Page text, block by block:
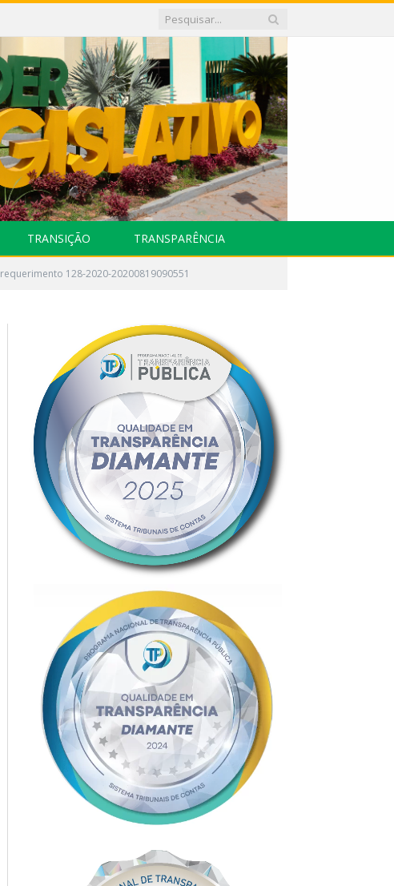
TRANSIÇÃO TRANSPARÊNCIA
requerimento 128-2020-20200819090551